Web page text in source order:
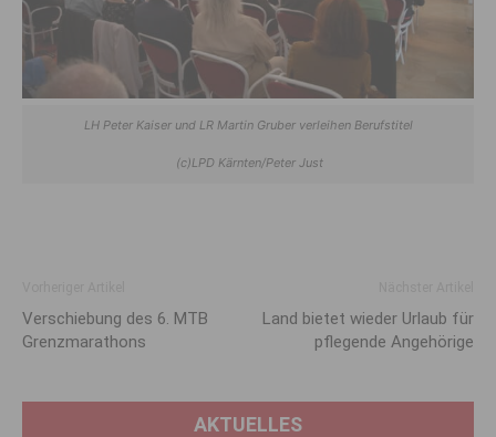
LH Peter Kaiser und LR Martin Gruber verleihen Berufstitel
(c)LPD Kärnten/Peter Just
Verschiebung des 6. MTB
Grenzmarathons
Land bietet wieder Urlaub für
pflegende An­gehörige
AKTUELLES